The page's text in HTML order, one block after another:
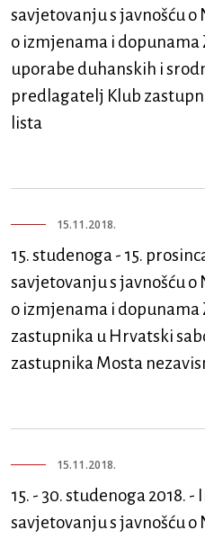
savjetovanju s javnošću
o izmjenama i
uporabe duhanskih i
predlagatelj Klub
lista
15.11.2018.
15. studenoga - 15.
savjetovanju s javnošću
o izmjenama i dopunama
zastupnika u Hrvatski
zastupnika Mosta
15.11.2018.
15. - 30. studenoga 2018.
savjetovanju s javnošću